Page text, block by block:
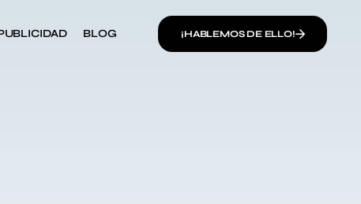
BLOG ¡HABLEMOS DE ELLO!